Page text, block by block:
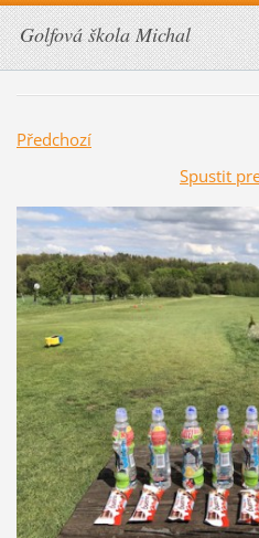
Golfová škola Michal
Předchozí
Spustit